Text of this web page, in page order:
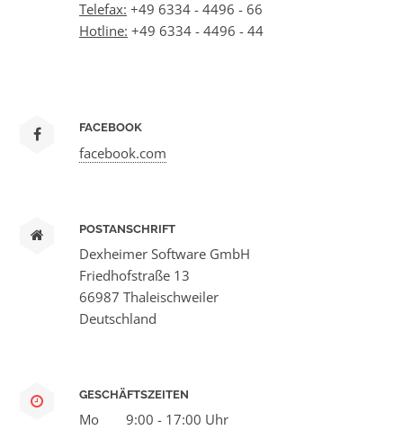
Telefax: +49 6334 - 4496 - 66
Hotline: +49 6334 - 4496 - 44
FACEBOOK
facebook.com
POSTANSCHRIFT
Dexheimer Software GmbH
Friedhofstraße 13
66987 Thaleischweiler
Deutschland
GESCHÄFTSZEITEN
Mo 9:00 - 17:00 Uhr